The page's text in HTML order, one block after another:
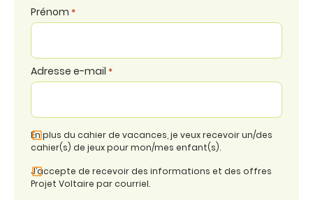
Prénom *
Adresse e-mail *
En plus du cahier de vacances, je veux recevoir un/des
cahier(s) de jeux pour mon/mes enfant(s).
J’accepte de recevoir des informations et des offres
Projet Voltaire par courriel.